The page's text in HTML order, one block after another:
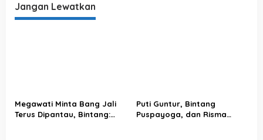
g
s
Jangan Lewatkan
Megawati Minta Bang Jali
Terus Dipantau, Bintang:
Puti Guntur, Bintang
Puspayoga, dan Risma